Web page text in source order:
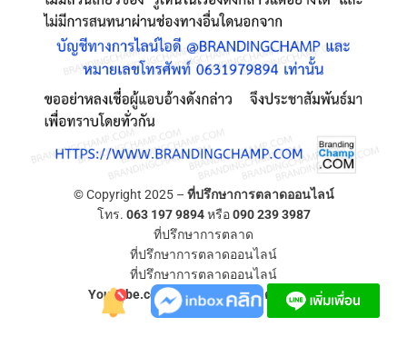
© Copyright 2025 – ที่ปรึกษาการตลาดออนไลน์
โทร. 063 197 9894หรือ090 239 3987
ที่ปรึกษาการตลาด
ที่ปรึกษาการตลาดออนไลน์
ที่ปรึกษาการตลาดออนไลน์
YouTube.com/ที่ปรึกษาการตลาดออนไลน์